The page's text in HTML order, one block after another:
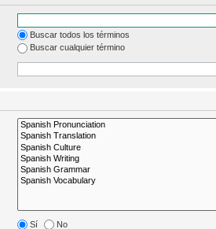
Buscar todos los términos
Buscar cualquier término
Sí No